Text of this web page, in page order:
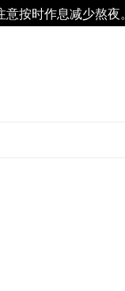
按时作息减少熬夜。